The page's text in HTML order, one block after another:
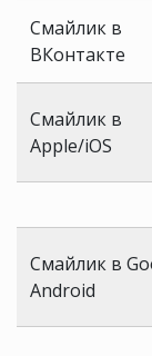
Смайлик в
ВКонтакте
Смайлик в
Apple/iOS
Смайлик в
Android